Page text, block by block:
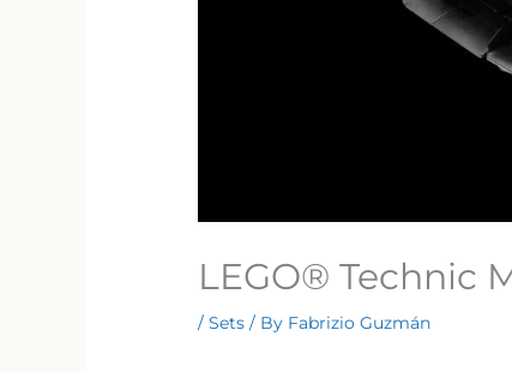
LEGO® Technic
/Sets / By Fabrizio Guzmán